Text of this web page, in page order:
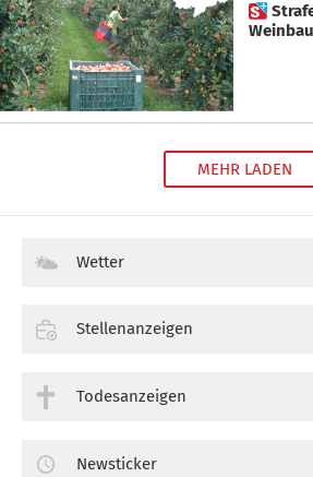
 Strafe für viele Obst-und
MEHR LADEN
Wetter
Stellenanzeigen
Todesanzeigen
Newsticker